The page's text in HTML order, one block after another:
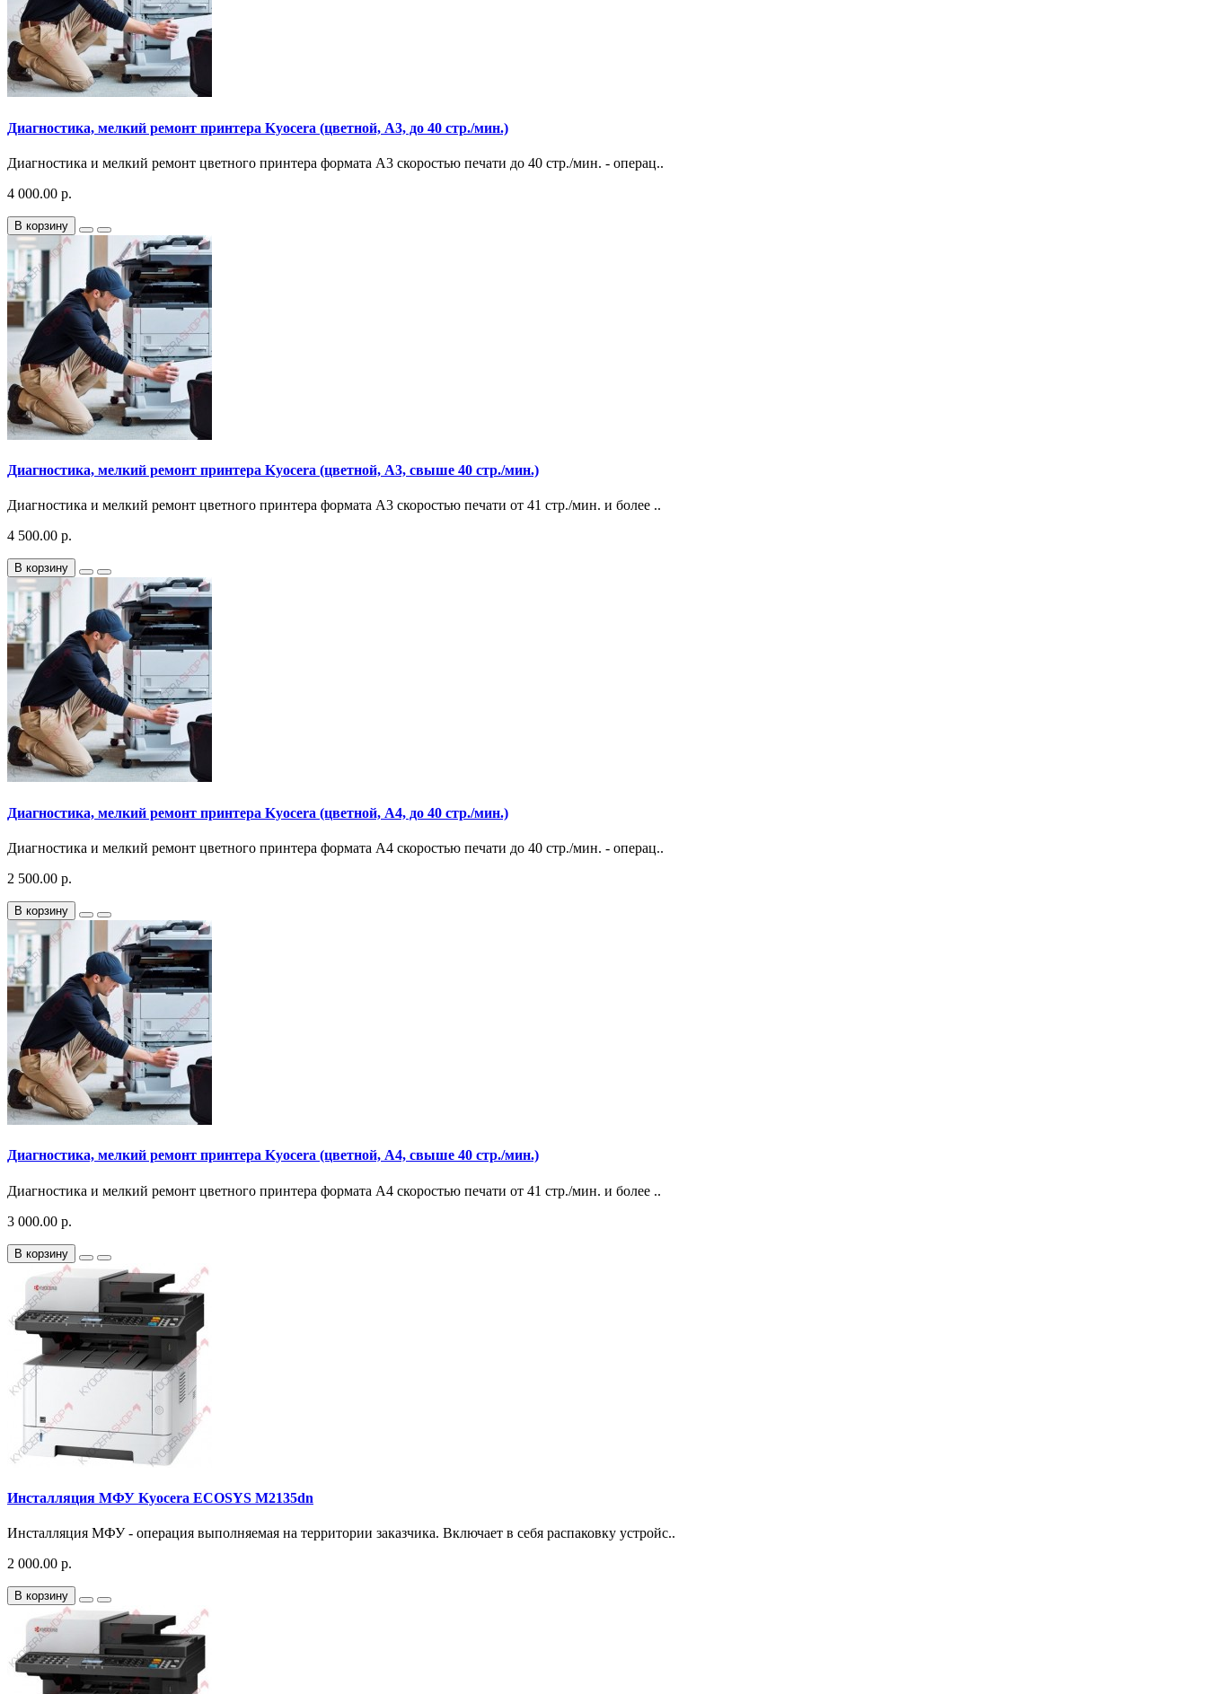
Диагностика, мелкий ремонт принтера Kyocera (цветной, A3, до 40 стр./мин.)
Диагностика и мелкий ремонт цветного принтера формата A3 скоростью печати до 40 стр./мин. - операц..
4 000.00 р.
В корзину
Диагностика, мелкий ремонт принтера Kyocera (цветной, A3, свыше 40 стр./мин.)
Диагностика и мелкий ремонт цветного принтера формата A3 скоростью печати от 41 стр./мин. и более ..
4 500.00 р.
В корзину
Диагностика, мелкий ремонт принтера Kyocera (цветной, A4, до 40 стр./мин.)
Диагностика и мелкий ремонт цветного принтера формата A4 скоростью печати до 40 стр./мин. - операц..
2 500.00 р.
В корзину
Диагностика, мелкий ремонт принтера Kyocera (цветной, A4, свыше 40 стр./мин.)
Диагностика и мелкий ремонт цветного принтера формата A4 скоростью печати от 41 стр./мин. и более ..
3 000.00 р.
В корзину
Инсталляция МФУ Kyocera ECOSYS M2135dn
Инсталляция МФУ - операция выполняемая на территории заказчика. Включает в себя распаковку устройс..
2 000.00 р.
В корзину